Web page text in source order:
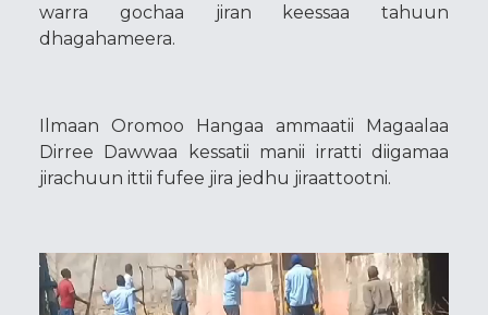
warra gochaa jiran keessaa tahuun
dhagahameera.
Ilmaan Oromoo Hangaa ammaatii Magaalaa
Dirree Dawwaa kessatii manii irratti diigamaa
jirachuun ittii fufee jira jedhu jiraattootni.